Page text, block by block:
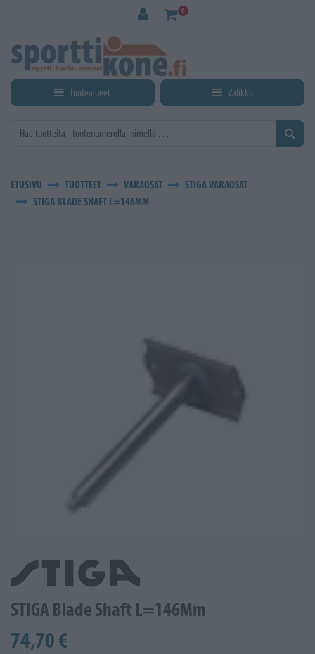
0
Tuotealueet Valikko
ETUSIVU TUOTTEET VARAOSAT
STIGA VARAOSAT
STIGA BLADE SHAFT L=146MM
STIGA Blade Shaft L=146Mm
74,70 €